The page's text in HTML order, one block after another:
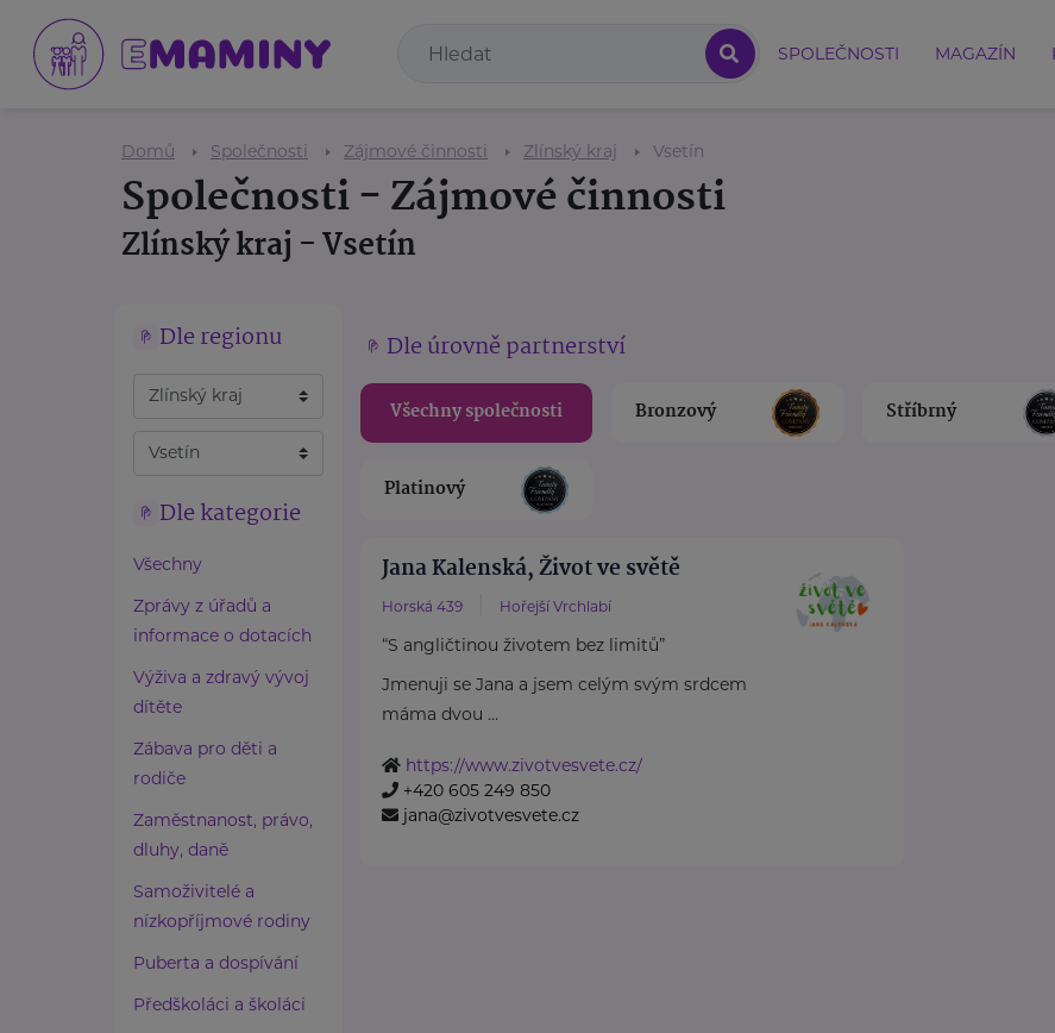
SPOLEČNOSTI MAGAZÍN
Domů Společnosti Zájmové činnosti Zlínský kraj Vsetín
Společnosti - Zájmové činnosti
Zlínský kraj - Vsetín
Dle regionu
Dle kategorie
Všechny
Zprávy z úřadů a
informace o dotacích
Výživa a zdravý vývoj
dítěte
Zábava pro děti a
rodiče
Zaměstnanost, právo,
dluhy, daně
Samoživitelé a
nízkopříjmové rodiny
Puberta a dospívání
Předškoláci a školáci
Dle úrovně partnerství
Všechny společnosti Bronzový Stříbrný
Platinový
Jana Kalenská, Život ve světě
Horská 439 Hořejší Vrchlabí
“S angličtinou životem bez limitů”
Jmenuji se Jana a jsem celým svým srdcem
máma dvou ...
https://www.zivotvesvete.cz/
+420 605 249 850
jana@zivotvesvete.cz